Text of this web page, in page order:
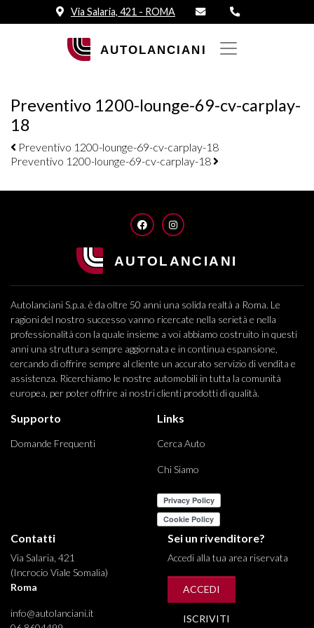
Via Salaria, 421 - ROMA
Preventivo 1200-lounge-69-cv-carplay-
18
Navigazione elementi
Preventivo 1200-lounge-69-cv-carplay-18
Preventivo 1200-lounge-69-cv-carplay-18
FACEBOOKINSTAGRAM
Autolanciani S.p.a. è da oltre 50 anni una solida realtà a Roma. Le
ragioni del nostro successo vanno ricercate nella serietà e nella
professionalità con la quale insieme a voi abbiamo costruito in questi
anni una struttura sempre aggiornata e in continua espansione,
cercando di offrire sempre al cliente un accurato servizio di vendita e
assistenza. Ricerchiamo le nostre automobili in tutta la comunità
europea, per poter offrire ai nostri clienti prodotti di qualità.
Supporto
Domande Frequenti
Links
Cerca Auto
Chi Siamo
Contatti
Via Salaria, 421
(Incrocio Viale Somalia)
Roma
info@autolanciani.it
Sei un rivenditore?
Accedi alla tua area riservata
ACCEDI
ISCRIVITI